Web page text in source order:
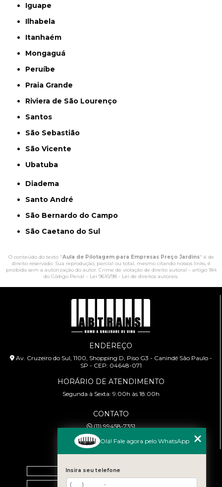
Iguape
Ilhabela
Itanhaém
Mongaguá
Peruíbe
Praia Grande
Riviera de São Lourenço
Santos
São Sebastião
São Vicente
Ubatuba
Diadema
Santo André
São Bernardo do Campo
São Caetano do Sul
O conteúdo do texto "Aula de Pilotagem para Empresas Preço Jardins" é de
direito reservado. Sua reprodução, parcial ou total, mesmo citando nossos links, é
proibida sem a autorização do autor. Crime de violação de direito autoral – artigo 184
do Código Penal – Lei 9610/98 - Lei de direitos autorais.
ENDEREÇO
Av. Cruzeiro do Sul, 1100, Shopping D, Piso G3 - Canindé São Paulo -
SP - CEP: 04648-071
HORÁRIO DE ATENDIMENTO
Segunda à Sexta: 9:00h às 18:00h
CONTATO
(11) 99458-7351
cursoabtrans@gmail.com
Home
Olá! Fale agora pelo WhatsApp
Insira seu telefone